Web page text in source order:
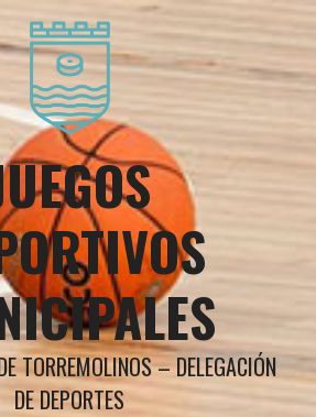
TORREMOLINOS – DELEGACIÓN
DE DEPORTES